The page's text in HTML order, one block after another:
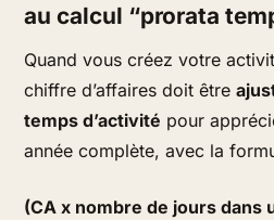
au calcul “prorata
Quand vous créez votre
chiffre d’affaires doit être
temps d’activité pour
année complète, avec la
(CA x nombre de jours dans